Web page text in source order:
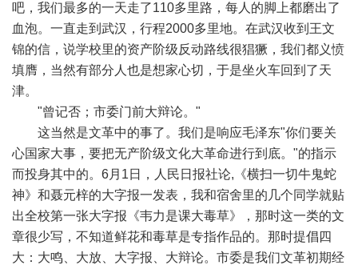
吧，我们最多的一天走了110多里路，每人的脚上都磨出了
血泡。一直走到武汉，行程2000多里地。在武汉收到王文
锦的信，说学校里的资产阶级反动路线很猖獗，我们都义愤
填膺，当然有部分人也是想家心切，于是坐火车回到了天
津。
"曾记否；市委门前大辩论。"
这当然是文革中的事了。我们是响应毛泽东"你们要关
心国家大事，要把无产阶级文化大革命进行到底。"的指示
而投身其中的。6月1日，人民日报社论,《横扫一切牛鬼蛇
神》和聂元梓的大字报一发表，我和宿舍里的几个同学就贴
出全校第一张大字报《韦力是课大毒草》，那时这一类的文
章很少写，不知道鲜花和毒草是专指作品的。那时提倡四
大：大鸣、大放、大字报、大辩论。市委是我们文革初期经